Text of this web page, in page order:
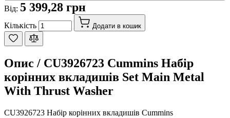
Від: 5 399,28 грн
Кількість Додати в кошик
Опис / CU3926723 Cummins Набір
корінних вкладишів Set Main Metal
With Thrust Washer
CU3926723 Набір корінних вкладишів Cummins